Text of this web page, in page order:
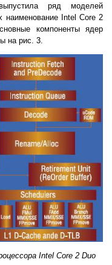
ряд моделей
наименование Intel Core 2
компоненты ядер
на рис. 3.
Intel Core 2 Duo